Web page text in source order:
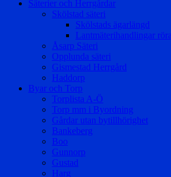
Säterier och Herrgårdar
Skölstad säteri
Skölstads ägarlängd
Lantmäterihandlingar
Åsarp Säteri
Opplunda säteri
Gismestad Herrgård
Haddorp
Byar och Torp
Torplista A-Ö
Torp mm i Byordning
Gårdar utan bytillhörighet
Bankeberg
Boo
Gunnorp
Gustad
Harg